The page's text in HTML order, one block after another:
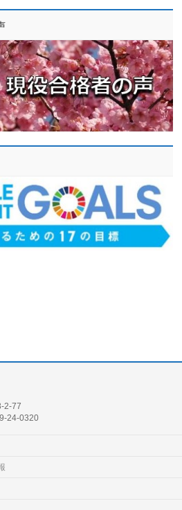
2-77
24-0320